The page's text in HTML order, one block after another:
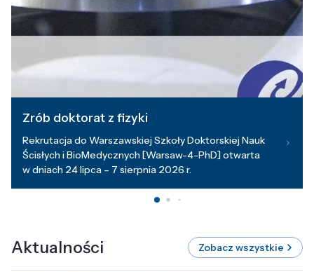
Zrób doktorat z fizyki
Rekrutacja do Warszawskiej Szkoły Doktorskiej Nauk
Ścisłych i BioMedycznych [Warsaw-4-PhD] otwarta
w dniach 24 lipca – 7 sierpnia 2026 r.
Aktualności Zobacz wszystkie